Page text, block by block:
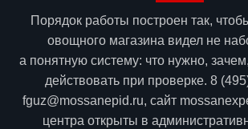
Порядок работы построен так,
овощного магазина видел не
а понятную систему: что нужно,
действовать при проверке. 8
fguz@mossanepid.ru, сайт
центра открыты в